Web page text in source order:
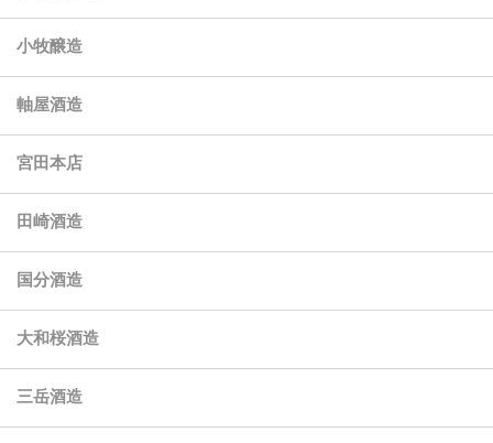
小牧醸造
軸屋酒造
宮田本店
田崎酒造
国分酒造
大和桜酒造
三岳酒造